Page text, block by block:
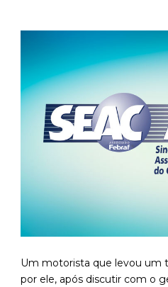
Um motorista que levou um
por ele, após discutir com o